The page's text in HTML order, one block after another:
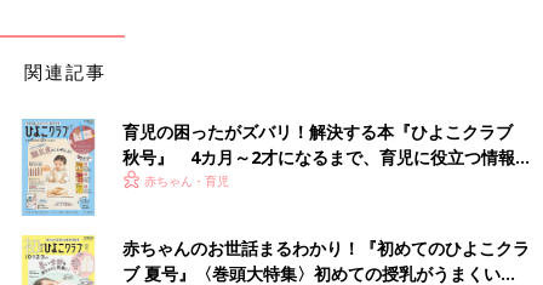
関連記事
育児の困ったがズバリ！解決する本『ひよこクラブ
秋号』 4カ月～2才になるまで、育児に役立つ情報が
いっぱい！
赤ちゃん・育児
赤ちゃんのお世話まるわかり！『初めてのひよこクラ
ブ 夏号』〈巻頭大特集〉初めての授乳がうまくい